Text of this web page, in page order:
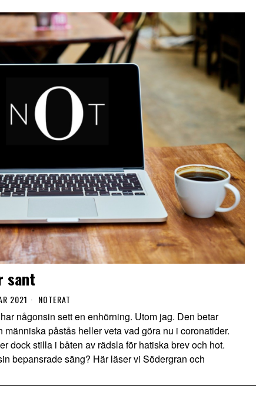
sant
2021 NOTERAT
någonsin sett en enhörning. Utom jag. Den betar
människa påstås heller veta vad göra nu i coronatider.
dock stilla i båten av rädsla för hatiska brev och hot.
bepansrade säng? Här läser vi Södergran och